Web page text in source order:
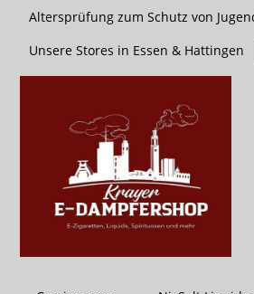
Altersprüfung zum Schutz von
Unsere Stores in Essen & Hattingen